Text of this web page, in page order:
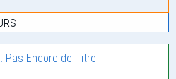
Pas Encore de Titre